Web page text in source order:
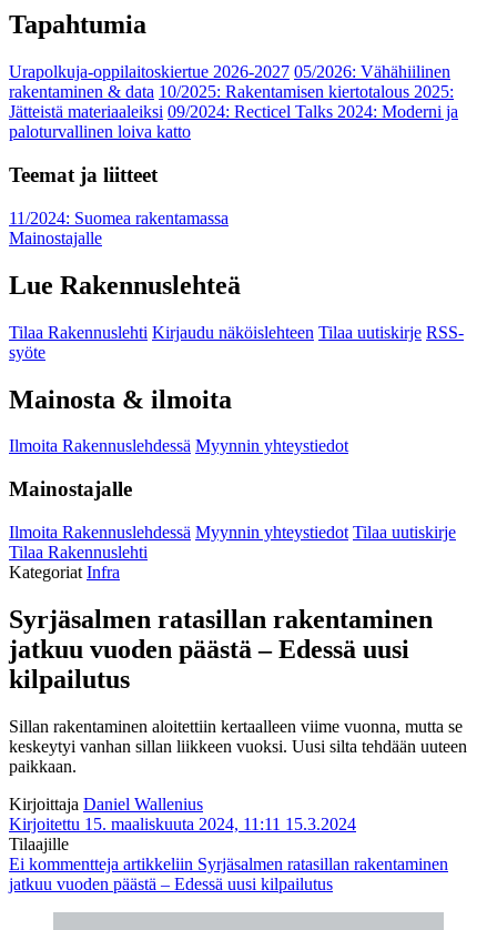
Tapahtumia
Urapolkuja-oppilaitoskiertue 2026-2027 05/2026: Vähähiilinen
rakentaminen & data 10/2025: Rakentamisen kiertotalous 2025:
Jätteistä materiaaleiksi 09/2024: Recticel Talks 2024: Moderni ja
paloturvallinen loiva katto
Teemat ja liitteet
11/2024: Suomea rakentamassa
Mainostajalle
Lue Rakennuslehteä
Tilaa Rakennuslehti Kirjaudu näköislehteen Tilaa uutiskirje RSS-
syöte
Mainosta & ilmoita
Ilmoita Rakennuslehdessä Myynnin yhteystiedot
Mainostajalle
Ilmoita Rakennuslehdessä Myynnin yhteystiedot Tilaa uutiskirje
Tilaa Rakennuslehti
Kategoriat Infra
Syrjäsalmen ratasillan rakentaminen
jatkuu vuoden päästä – Edessä uusi
kilpailutus
Sillan rakentaminen aloitettiin kertaalleen viime vuonna, mutta se
keskeytyi vanhan sillan liikkeen vuoksi. Uusi silta tehdään uuteen
paikkaan.
Kirjoittaja Daniel Wallenius
Kirjoitettu 15. maaliskuuta 2024, 11:11 15.3.2024
Tilaajille
Ei kommentteja artikkeliin Syrjäsalmen ratasillan rakentaminen
jatkuu vuoden päästä – Edessä uusi kilpailutus